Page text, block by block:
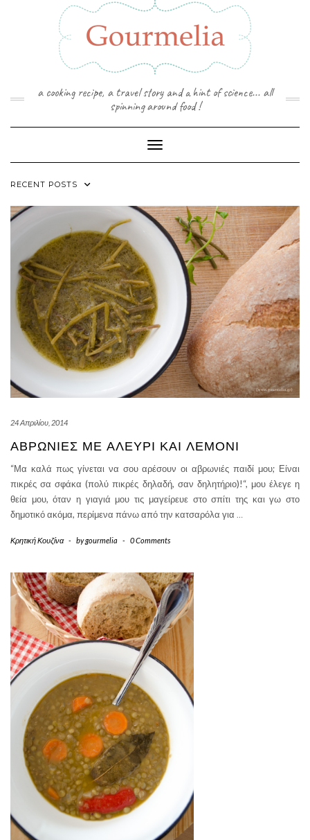
a cooking recipe, a travel story and a hint of science... all
spinning around food !
Toggle Navigation
RECENT POSTS
24 Απριλίου, 2014
ΑΒΡΩΝΙΈΣ ΜΕ ΑΛΕΎΡΙ ΚΑΙ ΛΕΜΌΝΙ
“Μα καλά πως γίνεται να σου αρέσουν οι αβρωνιές παιδί μου; Είναι
πικρές σα σφάκα (πολύ πικρές δηλαδή, σαν δηλητήριο)!“, μου έλεγε η
θεία μου, όταν η γιαγιά μου τις μαγείρευε στο σπίτι της και γω στο
δημοτικό ακόμα, περίμενα πάνω από την κατσαρόλα για …
Κρητική Κουζίνα - bygourmelia - 0 Comments